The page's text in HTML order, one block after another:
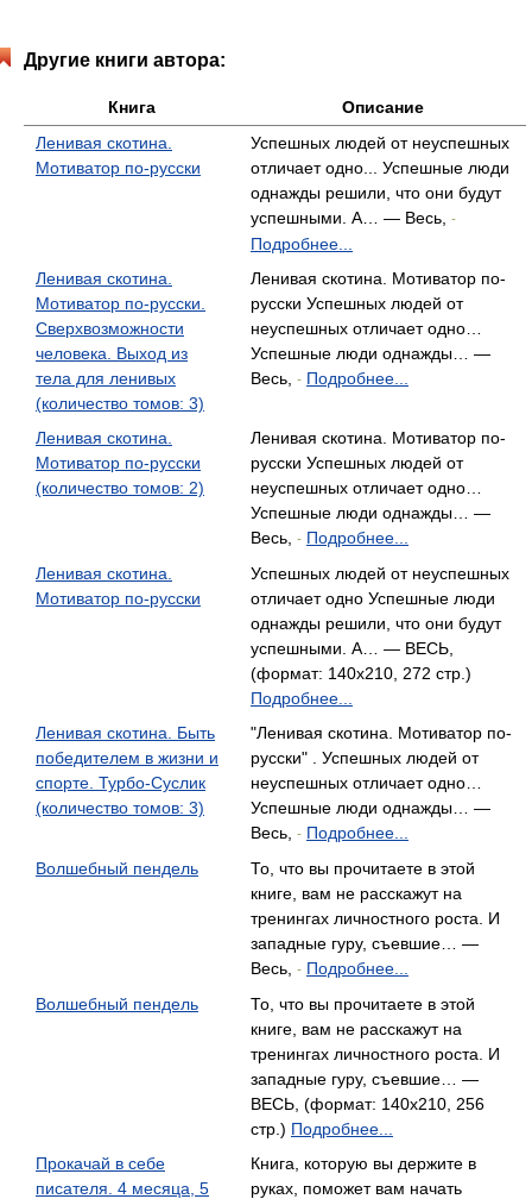
Другие книги автора:
Книга
Описание
Ленивая скотина.
Мотиватор по-русски
Успешных людей от неуспешных
отличает одно... Успешные люди
однажды решили, что они будут
успешными. А… — Весь,
-
Подробнее...
Ленивая скотина.
Мотиватор по-русски.
Сверхвозможности
человека. Выход из
тела для ленивых
(количество томов: 3)
Ленивая скотина. Мотиватор по-
русски Успешных людей от
неуспешных отличает одно…
Успешные люди однажды… —
Весь,
- Подробнее...
Ленивая скотина.
Мотиватор по-русски
(количество томов: 2)
Ленивая скотина. Мотиватор по-
русски Успешных людей от
неуспешных отличает одно…
Успешные люди однажды… —
Весь,
- Подробнее...
Ленивая скотина.
Мотиватор по-русски
Успешных людей от неуспешных
отличает одно Успешные люди
однажды решили, что они будут
успешными. А… — ВЕСЬ,
(формат: 140x210, 272 стр.)
Подробнее...
Ленивая скотина. Быть
победителем в жизни и
спорте. Турбо-Суслик
(количество томов: 3)
"Ленивая скотина. Мотиватор по-
русски" . Успешных людей от
неуспешных отличает одно…
Успешные люди однажды… —
Весь,
- Подробнее...
Волшебный пендель
То, что вы прочитаете в этой
книге, вам не расскажут на
тренингах личностного роста. И
западные гуру, съевшие… —
Весь,
- Подробнее...
Волшебный пендель
То, что вы прочитаете в этой
книге, вам не расскажут на
тренингах личностного роста. И
западные гуру, съевшие… —
ВЕСЬ, (формат: 140x210, 256
стр.) Подробнее...
Прокачай в себе
писателя. 4 месяца, 5
Книга, которую вы держите в
руках, поможет вам начать